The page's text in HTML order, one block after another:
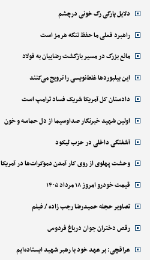
دلایل پارگی رگ خونی درچشم
راهبرد فعلی ما حفظ تنگه هرمز است
مانع بزرگ در مسیر بازگشت رضاییان به فولاد
این بیلبوردها غلط‌نویسی را ترویج می‌کنند
دادستان کل آمریکا شریک فساد ترامپ است
اولین شهید خبرنگار صداوسیما از دل حماسه و خون
آشفتگی داخلی در حزب لیکود
وحشت پهلوی از روی کار آمدن دموکرات‌ها در آمریکا
قیمت خودرو امروز ۱۸ مرداد ۱۴۰۵
تصاویر حجله حمیدرضا رجب زاده / فیلم
رقص دختران جوان درباغ فردوس
عراقچی: بر عهد خود با رهبر شهید ایستاده‌ایم